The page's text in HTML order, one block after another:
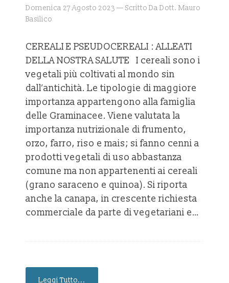
Domenica 27 Agosto 2023 — Scritto Da Dott. Mauro
Basilico
CEREALI E PSEUDOCEREALI : ALLEATI
DELLA NOSTRA SALUTE I cereali sono i
vegetali più coltivati al mondo sin
dall’antichità. Le tipologie di maggiore
importanza appartengono alla famiglia
delle Graminacee. Viene valutata la
importanza nutrizionale di frumento,
orzo, farro, riso e mais; si fanno cenni a
prodotti vegetali di uso abbastanza
comune ma non appartenenti ai cereali
(grano saraceno e quinoa). Si riporta
anche la canapa, in crescente richiesta
commerciale da parte di vegetariani e…
Leggi Tutto...